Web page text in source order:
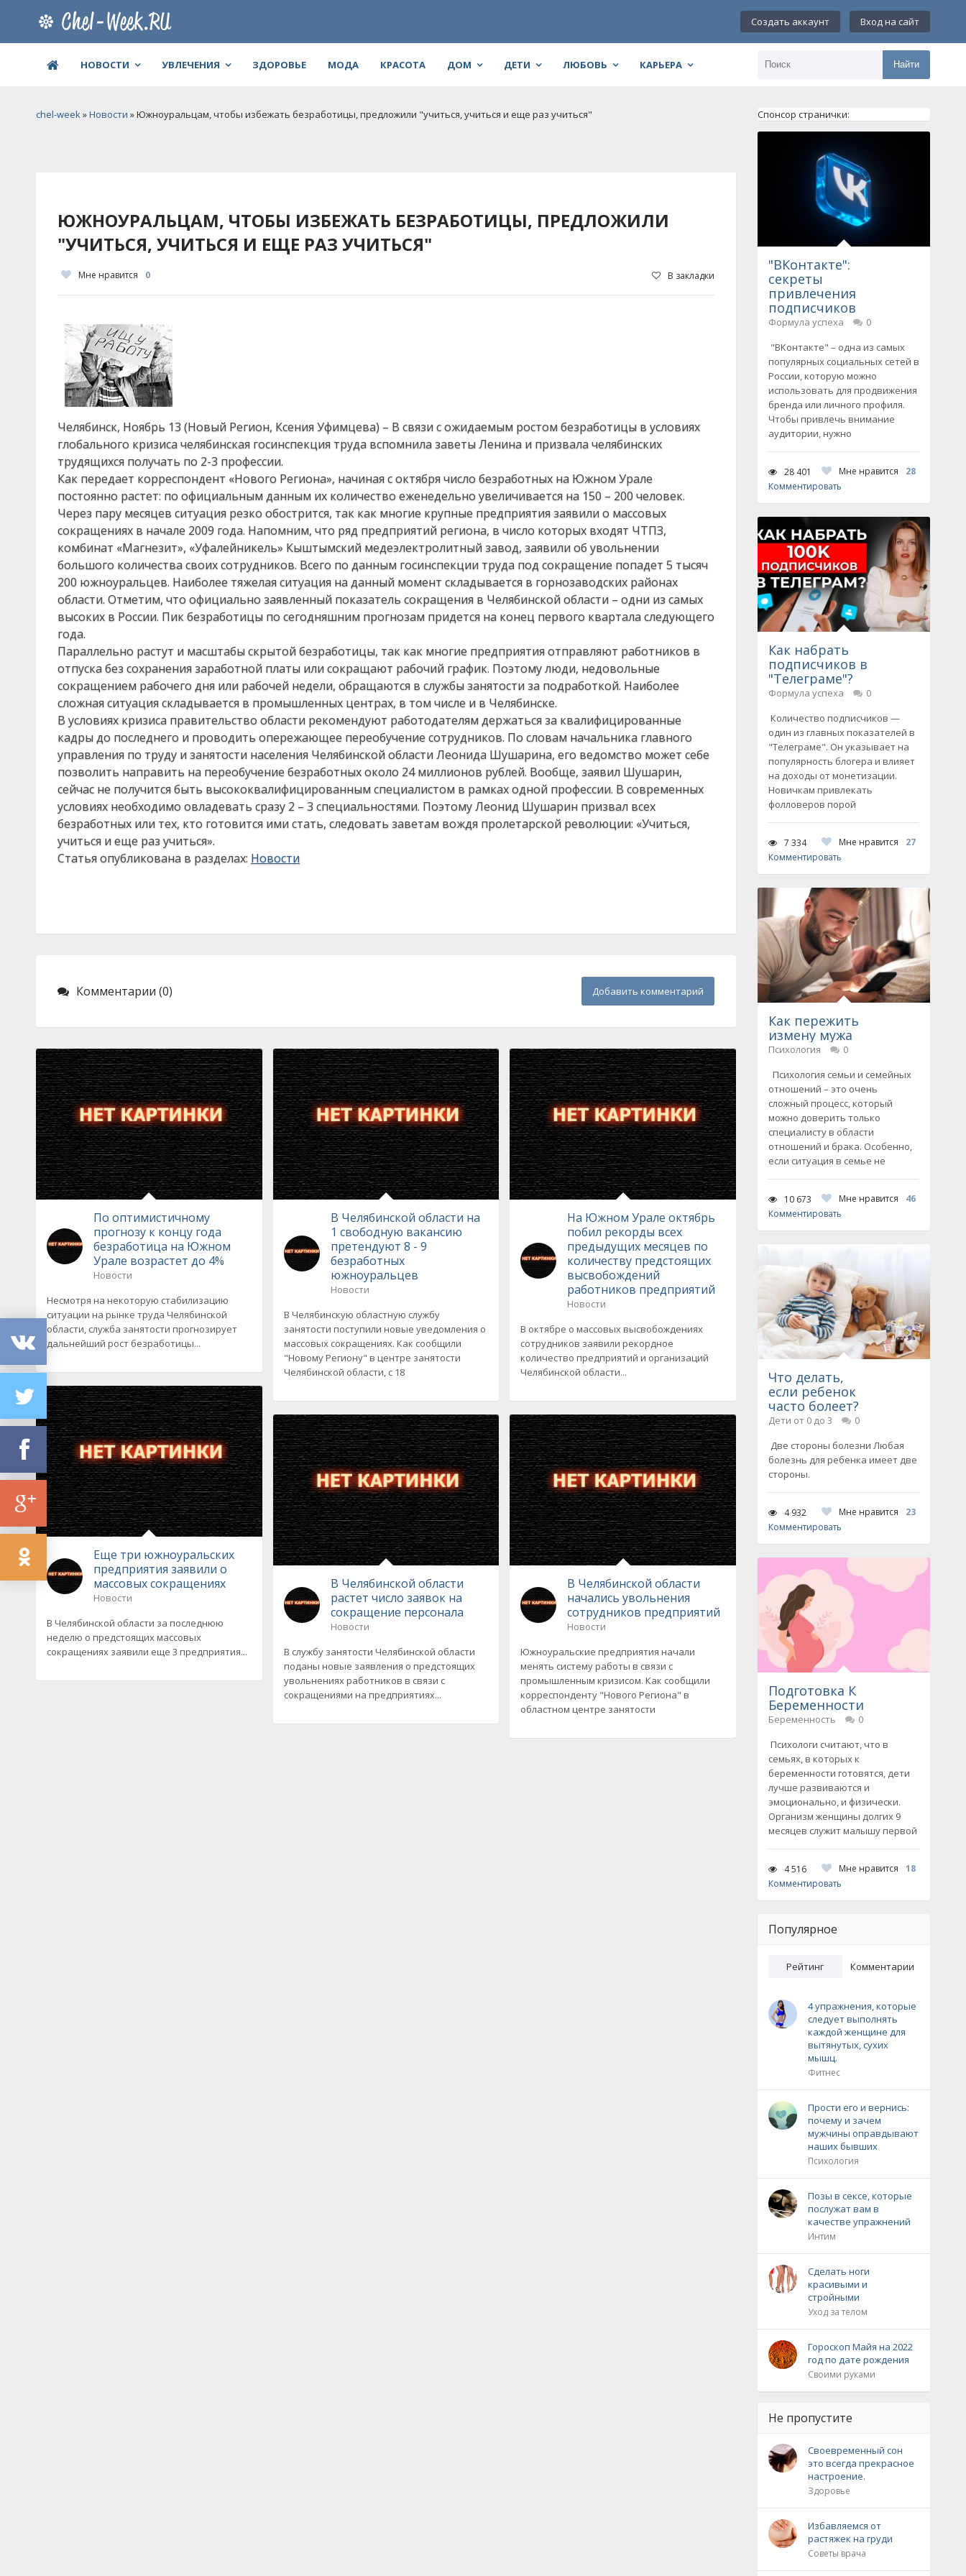
Создать аккаунт Вход на сайт
НОВОСТИ УВЛЕЧЕНИЯ ЗДОРОВЬЕ МОДА КРАСОТА ДОМ ДЕТИ ЛЮБОВЬ КАРЬЕРА Найти
chel-week»Новости » Южноуральцам, чтобы избежать безработицы, предложили "учиться, учиться и еще раз учиться"
ЮЖНОУРАЛЬЦАМ, ЧТОБЫ ИЗБЕЖАТЬ БЕЗРАБОТИЦЫ, ПРЕДЛОЖИЛИ
"УЧИТЬСЯ, УЧИТЬСЯ И ЕЩЕ РАЗ УЧИТЬСЯ"
Мне нравится 0 В закладки
Челябинск, Ноябрь 13 (Новый Регион, Ксения Уфимцева) – В связи с ожидаемым ростом безработицы в условиях
глобального кризиса челябинская госинспекция труда вспомнила заветы Ленина и призвала челябинских
трудящихся получать по 2-3 профессии.
Как передает корреспондент «Нового Региона», начиная с октября число безработных на Южном Урале
постоянно растет: по официальным данным их количество еженедельно увеличивается на 150 – 200 человек.
Через пару месяцев ситуация резко обострится, так как многие крупные предприятия заявили о массовых
сокращениях в начале 2009 года. Напомним, что ряд предприятий региона, в число которых входят ЧТПЗ,
комбинат «Магнезит», «Уфалейникель» Кыштымский медеэлектролитный завод, заявили об увольнении
большого количества своих сотрудников. Всего по данным госинспекции труда под сокращение попадет 5 тысяч
200 южноуральцев. Наиболее тяжелая ситуация на данный момент складывается в горнозаводских районах
области. Отметим, что официально заявленный показатель сокращения в Челябинской области – одни из самых
высоких в России. Пик безработицы по сегодняшним прогнозам придется на конец первого квартала следующего
года.
Параллельно растут и масштабы скрытой безработицы, так как многие предприятия отправляют работников в
отпуска без сохранения заработной платы или сокращают рабочий график. Поэтому люди, недовольные
сокращением рабочего дня или рабочей недели, обращаются в службы занятости за подработкой. Наиболее
сложная ситуация складывается в промышленных центрах, в том числе и в Челябинске.
В условиях кризиса правительство области рекомендуют работодателям держаться за квалифицированные
кадры до последнего и проводить опережающее переобучение сотрудников. По словам начальника главного
управления по труду и занятости населения Челябинской области Леонида Шушарина, его ведомство может себе
позволить направить на переобучение безработных около 24 миллионов рублей. Вообще, заявил Шушарин,
сейчас не получится быть высококвалифицированным специалистом в рамках одной профессии. В современных
условиях необходимо овладевать сразу 2 – 3 специальностями. Поэтому Леонид Шушарин призвал всех
безработных или тех, кто готовится ими стать, следовать заветам вождя пролетарской революции: «Учиться,
учиться и еще раз учиться».
Статья опубликована в разделах: Новости
Комментарии (0) Добавить комментарий
По оптимистичному
прогнозу к концу года
безработица на Южном
Урале возрастет до 4%
Новости
Несмотря на некоторую стабилизацию
ситуации на рынке труда Челябинской
области, служба занятости прогнозирует
дальнейший рост безработицы...
Еще три южноуральских
предприятия заявили о
массовых сокращениях
Новости
В Челябинской области за последнюю
неделю о предстоящих массовых
сокращениях заявили еще 3 предприятия...
В Челябинской области на
1 свободную вакансию
претендуют 8 - 9
безработных
южноуральцев
Новости
В Челябинскую областную службу
занятости поступили новые уведомления о
массовых сокращениях. Как сообщили
"Новому Региону" в центре занятости
Челябинской области, с 18
В Челябинской области
растет число заявок на
сокращение персонала
Новости
В службу занятости Челябинской области
поданы новые заявления о предстоящих
увольнениях работников в связи с
сокращениями на предприятиях...
На Южном Урале октябрь
побил рекорды всех
предыдущих месяцев по
количеству предстоящих
высвобождений
работников предприятий
Новости
В октябре о массовых высвобождениях
сотрудников заявили рекордное
количество предприятий и организаций
Челябинской области...
В Челябинской области
начались увольнения
сотрудников предприятий
Новости
Южноуральские предприятия начали
менять систему работы в связи с
промышленным кризисом. Как сообщили
корреспонденту "Нового Региона" в
областном центре занятости
Спонсор странички:
"ВКонтакте":
секреты
привлечения
подписчиков
Формула успеха
0
"ВКонтакте" – одна из самых
популярных социальных сетей в
России, которую можно
использовать для продвижения
бренда или личного профиля.
Чтобы привлечь внимание
аудитории, нужно
28 401 Мне нравится
28
Комментировать
Как набрать
подписчиков в
"Телеграме"?
Формула успеха
0
Количество подписчиков —
один из главных показателей в
"Телеграме". Он указывает на
популярность блогера и влияет
на доходы от монетизации.
Новичкам привлекать
фолловеров порой
7 334 Мне нравится
27
Комментировать
Как пережить
измену мужа
Психология
0
Психология семьи и семейных
отношений – это очень
сложный процесс, который
можно доверить только
специалисту в области
отношений и брака. Особенно,
если ситуация в семье не
10 673 Мне нравится
46
Комментировать
Что делать,
если ребенок
часто болеет?
Дети от 0 до 3
0
Две стороны болезни Любая
болезнь для ребенка имеет две
стороны.
4 932 Мне нравится
23
Комментировать
Подготовка К
Беременности
Беременность
0
Психологи считают, что в
семьях, в которых к
беременности готовятся, дети
лучше развиваются и
эмоционально, и физически.
Организм женщины долгих 9
месяцев служит малышу первой
4 516 Мне нравится
18
Комментировать
Популярное
Рейтинг Комментарии
4 упражнения, которые
следует выполнять
каждой женщине для
вытянутых, сухих
мышц.
Фитнес
Прости его и вернись:
почему и зачем
мужчины оправдывают
наших бывших
Психология
Позы в сексе, которые
послужат вам в
качестве упражнений
Интим
Сделать ноги
красивыми и
стройными
Уход за телом
Гороскоп Майя на 2022
год по дате рождения
Своими руками
Не пропустите
Своевременный сон
это всегда прекрасное
настроение.
Здоровье
Избавляемся от
растяжек на груди
Советы врача